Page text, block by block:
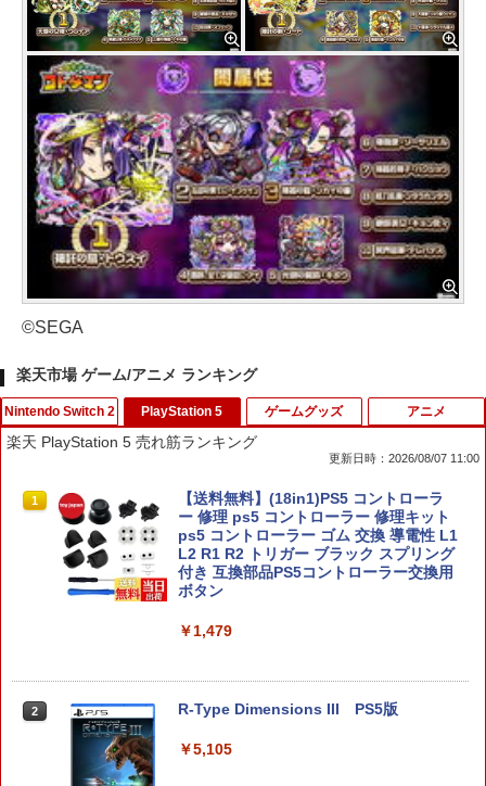
©SEGA
楽天市場 ゲーム/アニメ ランキング
Nintendo Switch 2
1
【 Nintendo Switch2 ケース対応 】Swi
tch2用 ケース 専用収納ボックス フルセ
ット対応ケース 防水ナイロン スイッチ
ケース 大容量 防水 防塵 耐衝撃 全面保護
ギフト 多機能ゲームケース ゲームカー
ド収納可能 まとめ収納バッグ 大容量タ
PlayStation 5
楽天 PlayStation 5 売れ筋ランキング
更新日時：2026/08/07 11:00
1
【送料無料】(18in1)PS5 コントローラ
ー 修理 ps5 コントローラー 修理キット
ps5 コントローラー ゴム 交換 導電性 L1
L2 R1 R2 トリガー ブラック スプリング
付き 互換部品PS5コントローラー交換用
ボタン
￥1,479
2 R-Type Dimensions III PS5版
￥5,105
ゲームグッズ アニメ